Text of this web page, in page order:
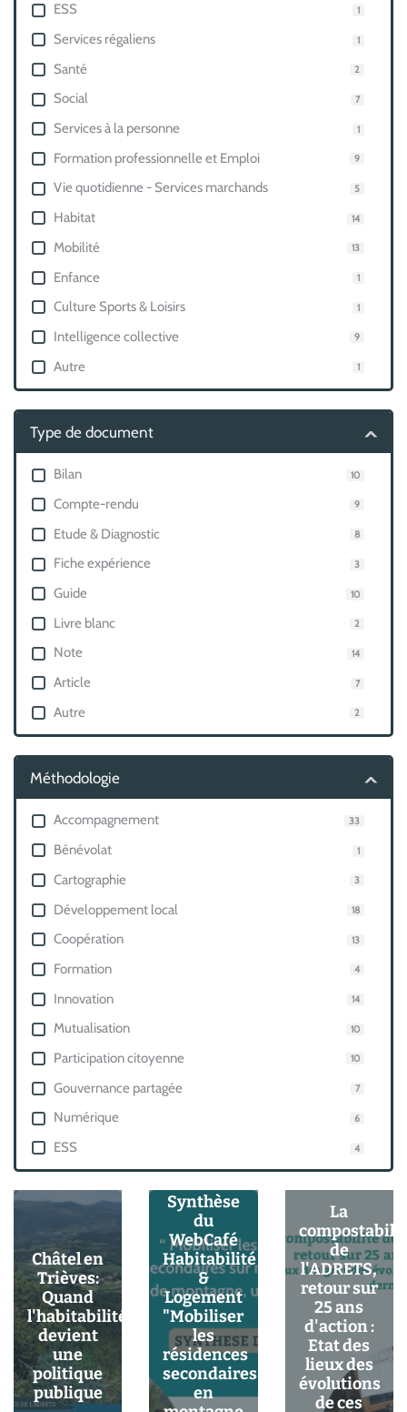
ESS 1
Services régaliens 1
Santé 2
Social 7
Services à la personne 1
Formation professionnelle et Emploi 9
Vie quotidienne - Services marchands 5
Habitat 14
Mobilité 13
Enfance 1
Culture Sports & Loisirs 1
Intelligence collective 9
Autre 1
Type de document
Bilan 10
Compte-rendu 9
Etude & Diagnostic 8
Fiche expérience 3
Guide 10
Livre blanc 2
Note 14
Article 7
Autre 2
Méthodologie
Accompagnement 33
Bénévolat 1
Cartographie 3
Développement local 18
Coopération 13
Formation 4
Innovation 14
Mutualisation 10
Participation citoyenne 10
Gouvernance partagée 7
Numérique 6
ESS 4
Châtel en
Trièves:
Quand
l'habitabilité
devient
une
politique
publique
Synthèse
du
WebCafé
Habitabilité
&
Logement
"Mobiliser
les
résidences
secondaires
en
La
de
l'ADRETS,
retour sur
25 ans
d'action :
Etat des
lieux des
évolutions
de ces